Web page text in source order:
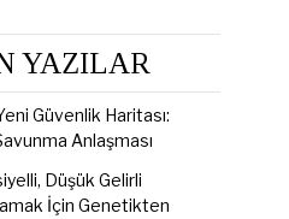
YAZILAR
Güvenlik Haritası:
Anlaşması
Düşük Gelirli
İçin Genetikten